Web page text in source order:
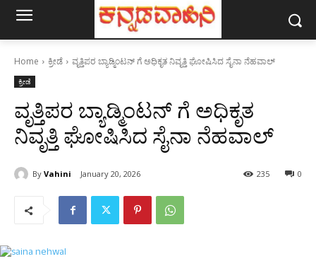
Home ಕ್ರೀಡೆ ವೃತ್ತಿಪರ ಬ್ಯಾಡ್ಮಿಂಟನ್‌ ಗೆ ಅಧಿಕೃತ ನಿವೃತ್ತಿ ಘೋಷಿಸಿದ ಸೈನಾ ನೆಹವಾಲ್‌
ಕ್ರೀಡೆ
ವೃತ್ತಿಪರ ಬ್ಯಾಡ್ಮಿಂಟನ್‌ ಗೆ ಅಧಿಕೃತ
ನಿವೃತ್ತಿ ಘೋಷಿಸಿದ ಸೈನಾ ನೆಹವಾಲ್‌
By Vahini January 20, 2026 0
235